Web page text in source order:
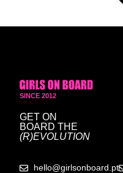
SINCE 2012
GET ON
BOARD THE
(R)EVOLUTION
hello@girlsonboard.pt